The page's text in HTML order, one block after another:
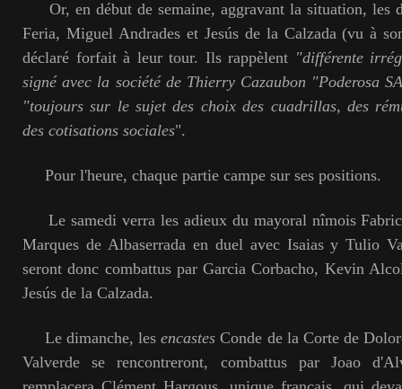
Or, en début de semaine, aggravant la situation, les
Feria, Miguel Andrades et Jesús de la Calzada (vu à
déclaré forfait à leur tour. Ils rappèlent "différente
signé avec la société de Thierry Cazaubon "Poderosa
"toujours sur le sujet des choix des cuadrillas, des
des cotisations sociales".
Pour l'heure, chaque partie campe sur ses positions.
Le samedi verra les adieux du mayoral nîmois
Marques de Albaserrada en duel avec Isaias y Tulio
seront donc combattus par Garcia Corbacho, Kevin
Jesús de la Calzada.
Le dimanche, lesencastes Conde de la Corte de
Valverde se rencontreront, combattus par Joao